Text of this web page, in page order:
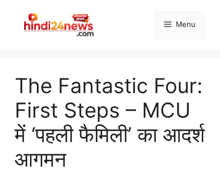
content
Menu
The Fantastic Four:
First Steps – MCU
में ‘पहली फैमिली’ का आदर्श
आगमन